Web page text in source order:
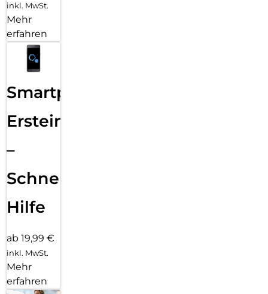
inkl. MwSt.
Mehr
erfahren
Smartphone
Ersteinrichtung
–
Schnelle
Hilfe
ab 19,99 €
inkl. MwSt.
Mehr
erfahren